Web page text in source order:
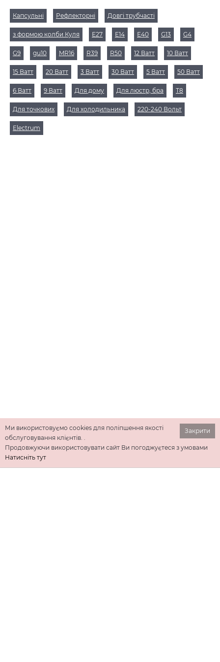
Капсульні Рефлекторні Довгі трубчасті
з формою колби Куля Е27 Е14 Е40 G13 G4
G9 gu10 MR16 R39 R50 12 Ватт 10 Ватт
15 Ватт 20 Ватт 3 Ватт 30 Ватт 5 Ватт 50 Ватт
6 Ватт 9 Ватт Для дому Для люстр, бра Т8
Для точкових Для холодильника 220-240 Вольт
Electrum
Закрити
Ми використовуємо cookies для поліпшення якості
обслуговування клієнтів. .
Продовжуючи використовувати сайт Ви погоджуєтеся з умовами
Натисніть тут